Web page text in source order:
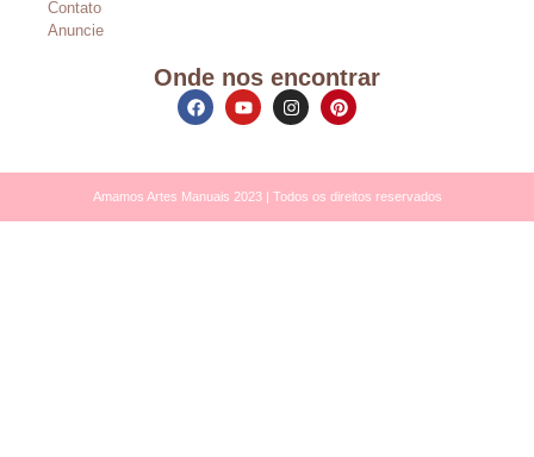
Contato
Anuncie
Onde nos encontrar
Amamos Artes Manuais 2023 | Todos os direitos reservados